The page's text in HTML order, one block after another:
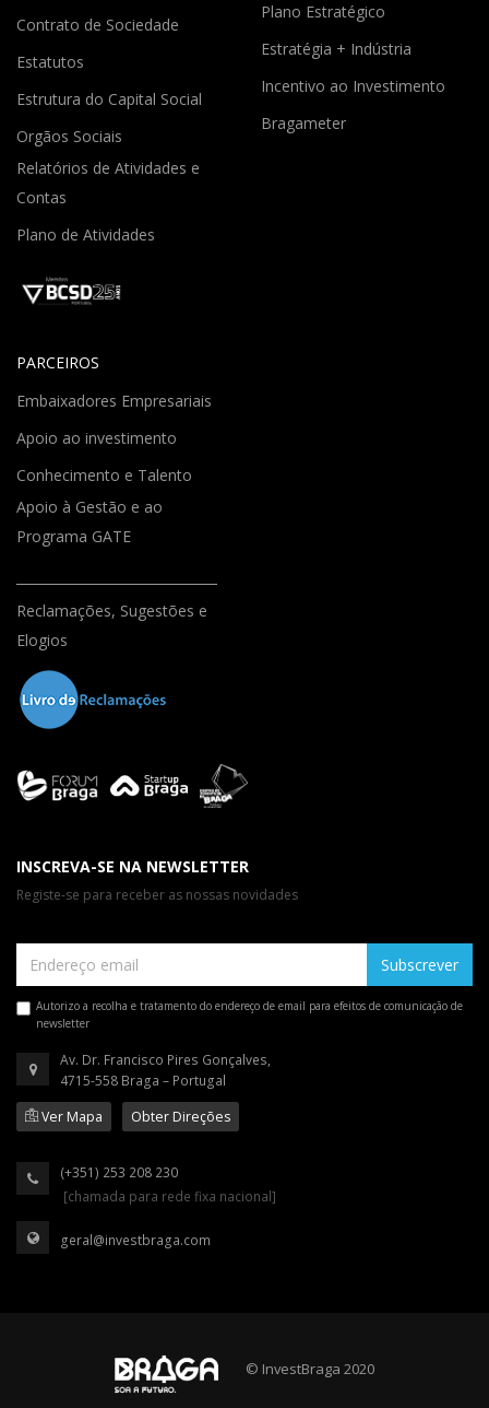
Contrato de Sociedade
Estatutos
Estrutura do Capital Social
Orgãos Sociais
Relatórios de Atividades e
Contas
Plano de Atividades
Plano Estratégico
Estratégia + Indústria
Incentivo ao Investimento
Bragameter
PARCEIROS
Embaixadores Empresariais
Apoio ao investimento
Conhecimento e Talento
Apoio à Gestão e ao
Programa GATE
Reclamações, Sugestões e
Elogios
INSCREVA-SE NA NEWSLETTER
Registe-se para receber as nossas novidades
Subscrever
Autorizo a recolha e tratamento do endereço de email para efeitos de comunicação de
newsletter
Av. Dr. Francisco Pires Gonçalves,
4715-558 Braga – Portugal
Ver Mapa
Obter Direções
(+351) 253 208 230
[chamada para rede fixa nacional]
geral@investbraga.com
© InvestBraga 2020